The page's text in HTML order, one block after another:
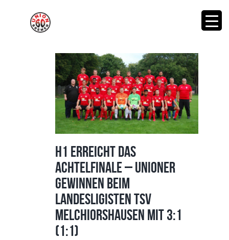
H1 erreicht das
Achtelfinale – Unioner
gewinnen beim
Landesligisten TSV
Melchiorshausen mit 3:1
(1:1)